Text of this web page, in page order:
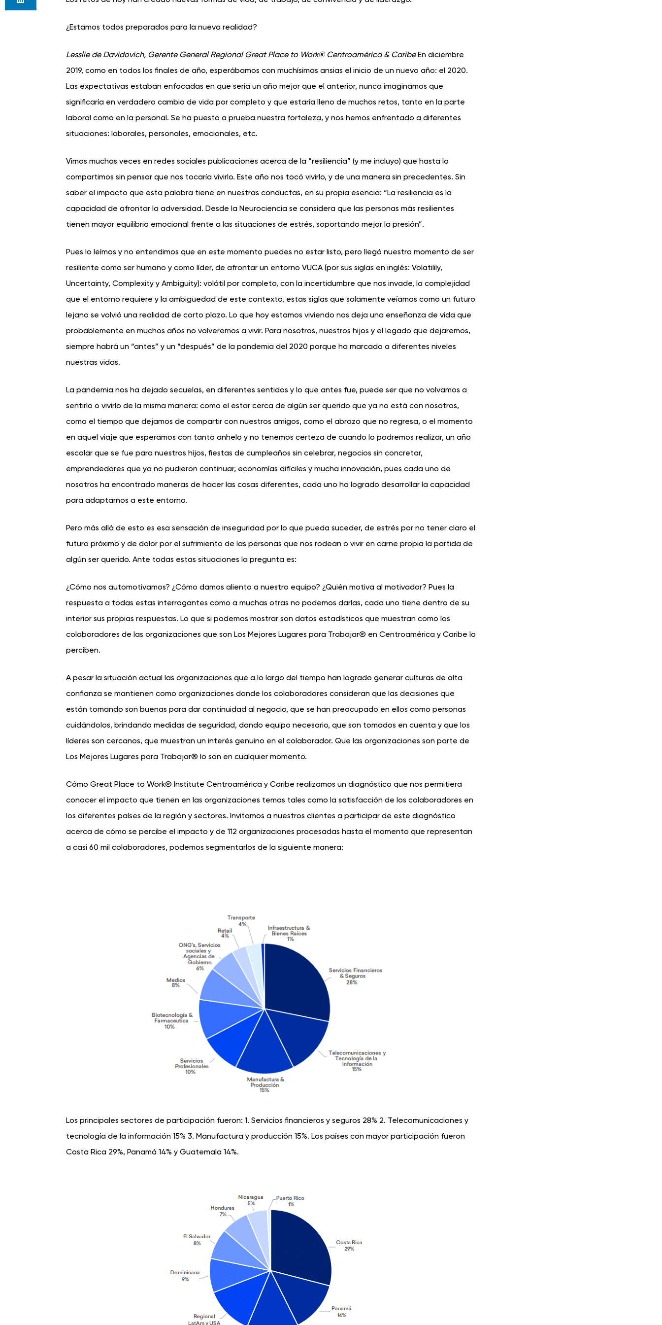
¿Estamos todos preparados para la nueva realidad?
Lesslie de Davidovich, Gerente General Regional Great Place to Work® Centroamérica & CaribeEn diciembre
2019, como en todos los ﬁnales de año, esperábamos con muchísimas ansias el inicio de un nuevo año: el 2020.
Las expectativas estaban enfocadas en que sería un año mejor que el anterior, nunca imaginamos que
signiﬁcaría en verdadero cambio de vida por completo y que estaría lleno de muchos retos, tanto en la parte
laboral como en la personal. Se ha puesto a prueba nuestra fortaleza, y nos hemos enfrentado a diferentes
situaciones: laborales, personales, emocionales, etc.
Vimos muchas veces en redes sociales publicaciones acerca de la “resiliencia” (y me incluyo) que hasta lo
compartimos sin pensar que nos tocaría vivirlo. Este año nos tocó vivirlo, y de una manera sin precedentes. Sin
saber el impacto que esta palabra tiene en nuestras conductas, en su propia esencia: “La resiliencia es la
capacidad de afrontar la adversidad. Desde la Neurociencia se considera que las personas más resilientes
tienen mayor equilibrio emocional frente a las situaciones de estrés, soportando mejor la presión”.
Pues lo leímos y no entendimos que en este momento puedes no estar listo, pero llegó nuestro momento de ser
resiliente como ser humano y como líder, de afrontar un entorno VUCA (por sus siglas en inglés: Volatilily,
Uncertainty, Complexity y Ambiguity): volátil por completo, con la incertidumbre que nos invade, la complejidad
que el entorno requiere y la ambigüedad de este contexto, estas siglas que solamente veíamos como un futuro
lejano se volvió una realidad de corto plazo. Lo que hoy estamos viviendo nos deja una enseñanza de vida que
probablemente en muchos años no volveremos a vivir. Para nosotros, nuestros hijos y el legado que dejaremos,
siempre habrá un “antes” y un “después” de la pandemia del 2020 porque ha marcado a diferentes niveles
nuestras vidas.
La pandemia nos ha dejado secuelas, en diferentes sentidos y lo que antes fue, puede ser que no volvamos a
sentirlo o vivirlo de la misma manera: como el estar cerca de algún ser querido que ya no está con nosotros,
como el tiempo que dejamos de compartir con nuestros amigos, como el abrazo que no regresa, o el momento
en aquel viaje que esperamos con tanto anhelo y no tenemos certeza de cuando lo podremos realizar, un año
escolar que se fue para nuestros hijos, ﬁestas de cumpleaños sin celebrar, negocios sin concretar,
emprendedores que ya no pudieron continuar, economías difíciles y mucha innovación, pues cada uno de
nosotros ha encontrado maneras de hacer las cosas diferentes, cada uno ha logrado desarrollar la capacidad
para adaptarnos a este entorno.
Pero más allá de esto es esa sensación de inseguridad por lo que pueda suceder, de estrés por no tener claro el
futuro próximo y de dolor por el sufrimiento de las personas que nos rodean o vivir en carne propia la partida de
algún ser querido. Ante todas estas situaciones la pregunta es:
¿Cómo nos automotivamos? ¿Cómo damos aliento a nuestro equipo? ¿Quién motiva al motivador? Pues la
respuesta a todas estas interrogantes como a muchas otras no podemos darlas, cada uno tiene dentro de su
interior sus propias respuestas. Lo que si podemos mostrar son datos estadísticos que muestran como los
colaboradores de las organizaciones que son Los Mejores Lugares para Trabajar® en Centroamérica y Caribe lo
perciben.
A pesar la situación actual las organizaciones que a lo largo del tiempo han logrado generar culturas de alta
conﬁanza se mantienen como organizaciones donde los colaboradores consideran que las decisiones que
están tomando son buenas para dar continuidad al negocio, que se han preocupado en ellos como personas
cuidándolos, brindando medidas de seguridad, dando equipo necesario, que son tomados en cuenta y que los
líderes son cercanos, que muestran un interés genuino en el colaborador. Que las organizaciones son parte de
Los Mejores Lugares para Trabajar® lo son en cualquier momento.
Cómo Great Place to Work® Institute Centroamérica y Caribe realizamos un diagnóstico que nos permitiera
conocer el impacto que tienen en las organizaciones temas tales como la satisfacción de los colaboradores en
los diferentes países de la región y sectores. Invitamos a nuestros clientes a participar de este diagnóstico
acerca de cómo se percibe el impacto y de 112 organizaciones procesadas hasta el momento que representan
a casi 60 mil colaboradores, podemos segmentarlos de la siguiente manera:
Los principales sectores de participación fueron: 1. Servicios ﬁnancieros y seguros 28% 2. Telecomunicaciones y
tecnología de la información 15% 3. Manufactura y producción 15%. Los países con mayor participación fueron
Costa Rica 29%, Panamá 14% y Guatemala 14%.